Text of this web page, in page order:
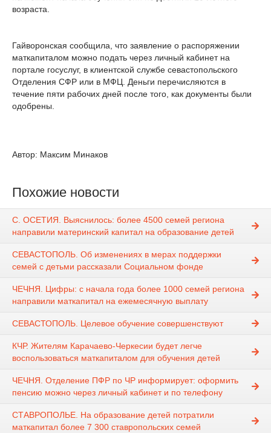
возраста.
Гайворонская сообщила, что заявление о распоряжении
маткапиталом можно подать через личный кабинет на
портале госуслуг, в клиентской службе севастопольского
Отделения СФР или в МФЦ. Деньги перечисляются в
течение пяти рабочих дней после того, как документы были
одобрены.
Автор: Максим Минаков
Похожие новости
С. ОСЕТИЯ. Выяснилось: более 4500 семей региона
направили материнский капитал на образование детей
СЕВАСТОПОЛЬ. Об изменениях в мерах поддержки
семей с детьми рассказали Социальном фонде
ЧЕЧНЯ. Цифры: с начала года более 1000 семей региона
направили маткапитал на ежемесячную выплату
СЕВАСТОПОЛЬ. Целевое обучение совершенствуют
КЧР. Жителям Карачаево-Черкесии будет легче
воспользоваться маткапиталом для обучения детей
ЧЕЧНЯ. Отделение ПФР по ЧР информирует: оформить
пенсию можно через личный кабинет и по телефону
СТАВРОПОЛЬЕ. На образование детей потратили
маткапитал более 7 300 ставропольских семей